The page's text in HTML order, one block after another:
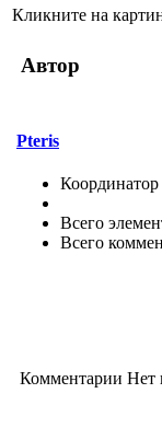
Кликните на
Автор
Pteris
Координатор
Всего
Всего
Комментарии Нет